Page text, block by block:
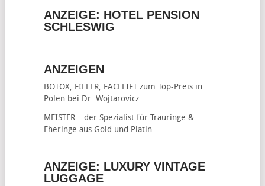
ANZEIGE: HOTEL PENSION
SCHLESWIG
ANZEIGEN
BOTOX, FILLER, FACELIFTzum Top-Preis in
Polen bei Dr. Wojtarovicz
MEISTER – der Spezialist für Trauringe &
Eheringe aus Gold und Platin.
ANZEIGE: LUXURY VINTAGE
LUGGAGE